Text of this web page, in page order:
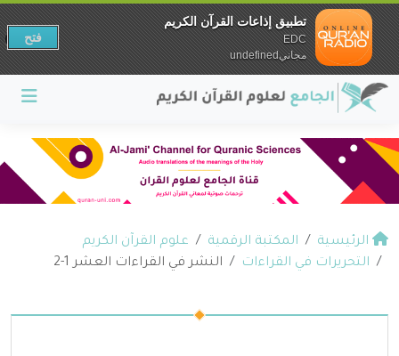
الرئيسية المكتبة الرقمية
علوم القرآن الكريم
التحريرات في القراءات
النشر في القراءات العشر 1-2
تطبيق إذاعات القرآن الكريم
EDC
مجانيundefined
فتح